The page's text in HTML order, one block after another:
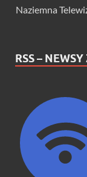
Naziemna
RSS –